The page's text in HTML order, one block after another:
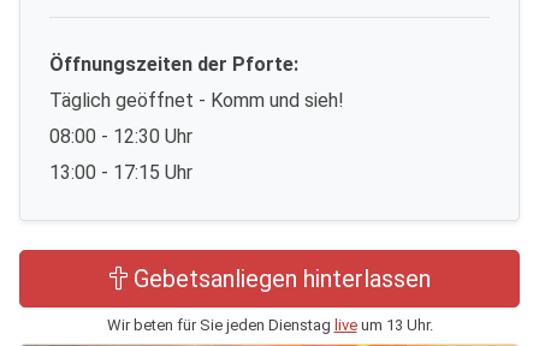
Öffnungszeiten der Pforte:
Täglich geöffnet - Komm und sieh!
08:00 - 12:30 Uhr
13:00 - 17:15 Uhr
Gebetsanliegen hinterlassen
Wir beten für Sie jeden Dienstag liveum 13 Uhr.